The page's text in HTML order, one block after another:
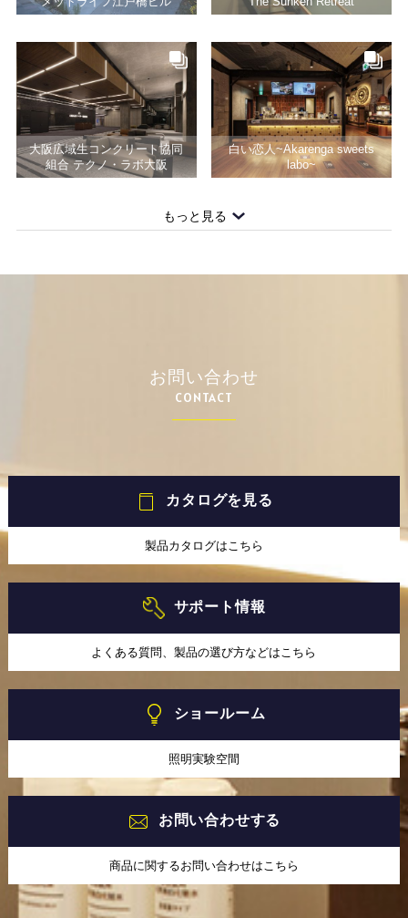
大阪広域生コンクリート協同
組合 テクノ・ラボ大阪
白い恋人~Akarenga sweets
labo~
もっと見る
お問い合わせ
CONTACT
カタログを見る
製品カタログはこちら
サポート情報
よくある質問、製品の選び方などはこちら
ショールーム
照明実験空間
お問い合わせする
商品に関するお問い合わせはこちら